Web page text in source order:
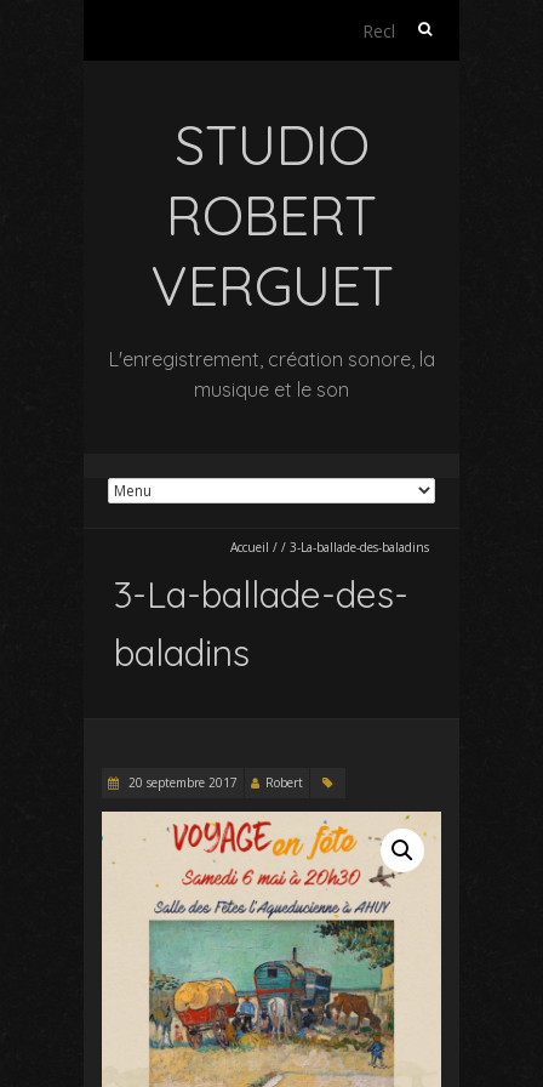
Rechercher :
STUDIO
ROBERT
VERGUET
L'enregistrement, création sonore, la
musique et le son
Accueil / / 3-La-ballade-des-baladins
3-La-ballade-des-
baladins
20 septembre 2017 Robert